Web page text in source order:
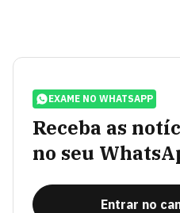
EXAME NO WHATSAPP
Receba as
no seu
Entrar no